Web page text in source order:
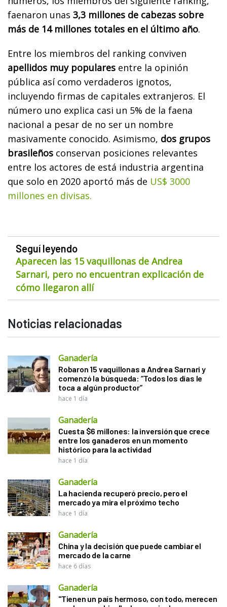
faenaron unas 3,3 millones de cabezas sobre
más de 14 millones totales en el último año.
Entre los miembros del ranking conviven
apellidos muy populares entre la opinión
pública así como verdaderos ignotos,
incluyendo firmas de capitales extranjeros. El
número uno explica casi un 5% de la faena
nacional a pesar de no ser un nombre
masivamente conocido. Asimismo, dos grupos
brasileños conservan posiciones relevantes
entre los actores de está industria argentina
que solo en 2020 aportó más de US$ 3000
millones en divisas.
Seguí leyendo
Aparecen las 15 vaquillonas de Andrea
Sarnari, pero no encuentran explicación de
cómo llegaron allí
Noticias relacionadas
Ganadería
Robaron 15 vaquillonas a Andrea Sarnari y
comenzó la búsqueda: “Todos los días le
toca a algún productor”
hace 1 día
Ganadería
Cuesta $6 millones: la inversión que crece
entre los ganaderos en un momento
histórico para la actividad
hace 1 día
Ganadería
La hacienda recuperó precio, pero el
mercado ya mira el próximo techo
hace 1 día
Ganadería
China y la decisión que puede cambiar el
mercado de la carne
hace 6 días
Ganadería
"Tienen un país hermoso, con todo, merecen